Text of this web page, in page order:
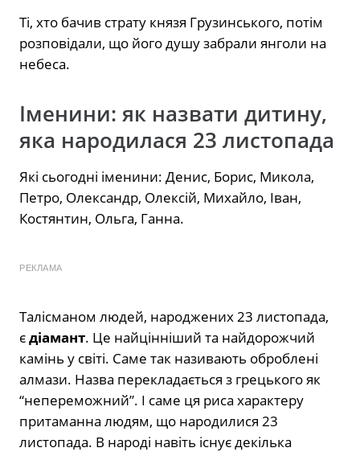
Ті, хто бачив страту князя Грузинського, потім
розповідали, що його душу забрали янголи на
небеса.
Іменини: як назвати дитину,
яка народилася 23 листопада
Які сьогодні іменини: Денис, Борис, Микола,
Петро, Олександр, Олексій, Михайло, Іван,
Костянтин, Ольга, Ганна.
РЕКЛАМА
Талісманом людей, народжених 23 листопада,
єдіамант. Це найцінніший та найдорожчий
камінь у світі. Саме так називають оброблені
алмази. Назва перекладається з грецького як
“непереможний”. І саме ця риса характеру
притаманна людям, що народилися 23
листопада. В народі навіть існує декілька